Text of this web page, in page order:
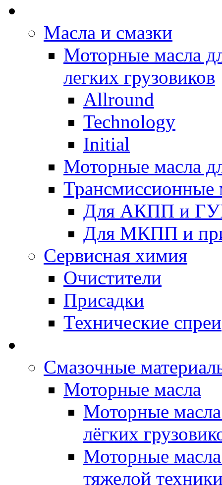
Масла и смазки
Моторные масла
легких грузовиков
Allround
Technology
Initial
Моторные масла
Трансмиссионные
Для АКПП и
Для МКПП и
Сервисная химия
Очистители
Присадки
Технические спреи
Смазочные
Моторные масла
Моторные
лёгких
Моторные
тяжелой